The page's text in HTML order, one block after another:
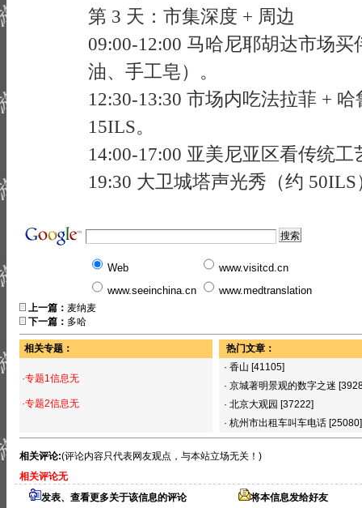
第 3 天：市集深度 + 周边
09:00-12:00 马哈尼耶胡达市场
油、手工皂）。
12:30-13:30 市场内吃法拉菲 +
15ILS。
14:00-17:00 亚美尼亚区看传统
19:30 大卫城塔声光秀（约
Web
www.visitcd.cn
www.seeinchina.cn
www.medtranslation
上一篇： 麦纳麦
下一篇： 多哈
相关专题：
·专题1信息无
·专题2信息无
热门文章：
· 香山 [41105]
· 京城著明景观的数字之迷
· 北京大观园 [37222]
· 杭州市出租车叫车电话 [25080]
相关评论:(评论内容只代表网友观点，与本站立场无关！)
相关评论无
发表、查看更多关于该信息的评论
将本信息发给好友